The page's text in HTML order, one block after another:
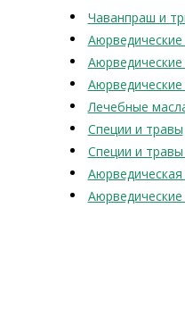
Чаванпраш и
Лечебные
Специи и травы
Специи и
Аюрведические